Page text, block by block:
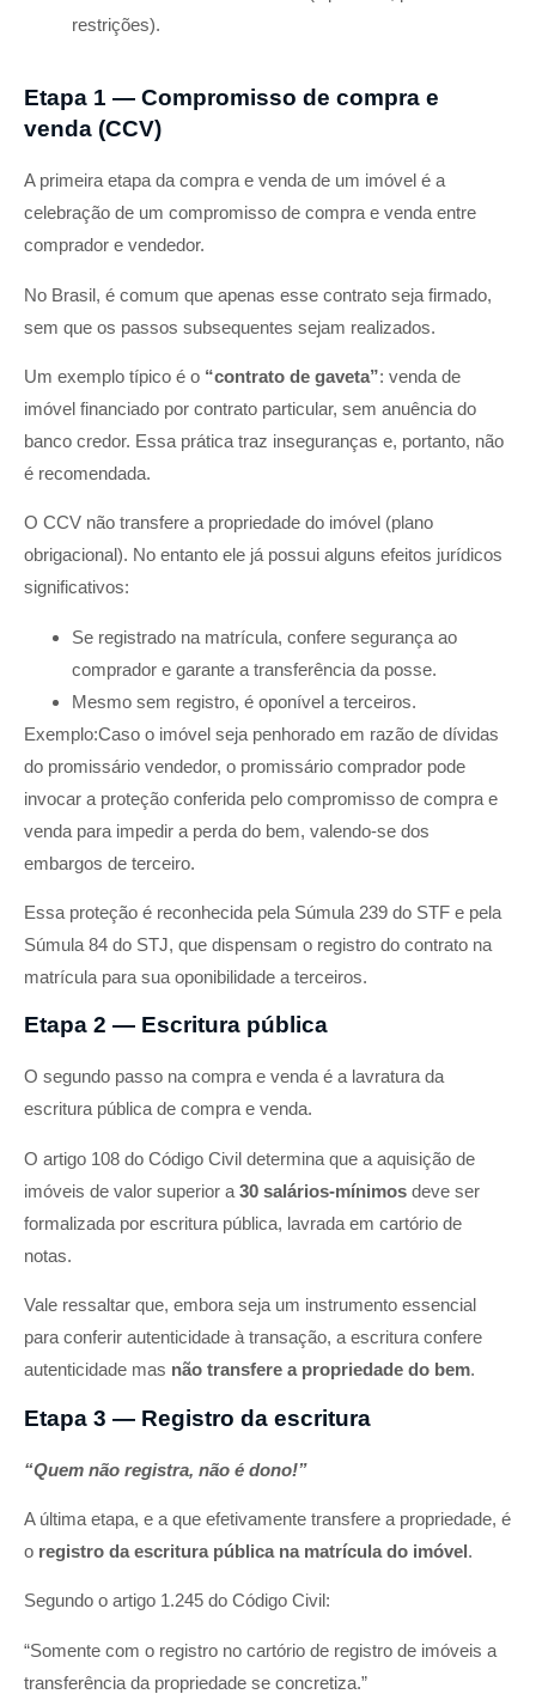
restrições).
Etapa 1 — Compromisso de compra e
venda (CCV)
A primeira etapa da compra e venda de um imóvel é a
celebração de um compromisso de compra e venda entre
comprador e vendedor.
No Brasil, é comum que apenas esse contrato seja firmado,
sem que os passos subsequentes sejam realizados.
Um exemplo típico é o “contrato de gaveta”: venda de
imóvel financiado por contrato particular, sem anuência do
banco credor. Essa prática traz inseguranças e, portanto, não
é recomendada.
O CCV não transfere a propriedade do imóvel (plano
obrigacional). No entanto ele já possui alguns efeitos jurídicos
significativos:
Se registrado na matrícula, confere segurança ao
comprador e garante a transferência da posse.
Mesmo sem registro, é oponível a terceiros.
Exemplo:Caso o imóvel seja penhorado em razão de dívidas
do promissário vendedor, o promissário comprador pode
invocar a proteção conferida pelo compromisso de compra e
venda para impedir a perda do bem, valendo-se dos
embargos de terceiro.
Essa proteção é reconhecida pela Súmula 239 do STF e pela
Súmula 84 do STJ, que dispensam o registro do contrato na
matrícula para sua oponibilidade a terceiros.
Etapa 2 — Escritura pública
O segundo passo na compra e venda é a lavratura da
escritura pública de compra e venda.
O artigo 108 do Código Civil determina que a aquisição de
imóveis de valor superior a 30 salários-mínimos deve ser
formalizada por escritura pública, lavrada em cartório de
notas.
Vale ressaltar que, embora seja um instrumento essencial
para conferir autenticidade à transação, a escritura confere
autenticidade mas não transfere a propriedade do bem.
Etapa 3 — Registro da escritura
“Quem não registra, não é dono!”
A última etapa, e a que efetivamente transfere a propriedade, é
o registro da escritura pública na matrícula do imóvel.
Segundo o artigo 1.245 do Código Civil:
“Somente com o registro no cartório de registro de imóveis a
transferência da propriedade se concretiza.”